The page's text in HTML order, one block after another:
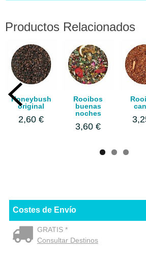
Costes de Envío
GRATIS *
Consultar Destinos
Productos Relacionados
Honeybush
original
2,60 €
Rooibos
buenas
noches
3,60 €